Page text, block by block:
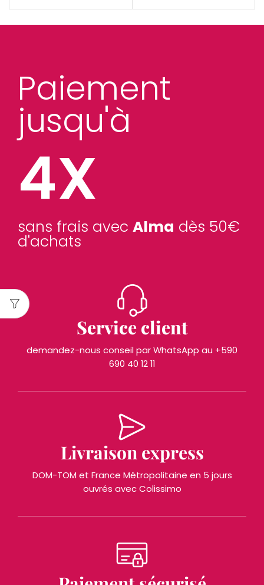
Paiement
jusqu'à
4X
sans frais avec Alma dès 50€
d'achats
Service client
demandez-nous conseil par WhatsApp au +590
690 40 12 11
Livraison express
DOM-TOM et France Métropolitaine en 5 jours
ouvrés avec Colissimo